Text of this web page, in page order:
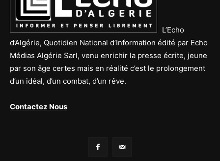
L’Echo
d’Algérie, Quotidien National d’Information édité par Echo
Médias Algérie Sarl, venu enrichir la presse écrite, jeune
par son âge certes mais en réalité c’est le prolongement
d’un idéal, d’un combat, d’un rêve.
Contactez Nous